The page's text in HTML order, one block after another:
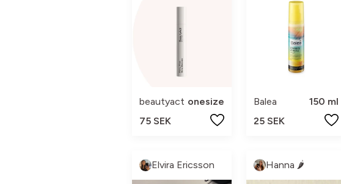
beautyact onesize
75 SEK
Balea
150 ml
25 SEK
Elvira Ericsson Hanna 🌶️